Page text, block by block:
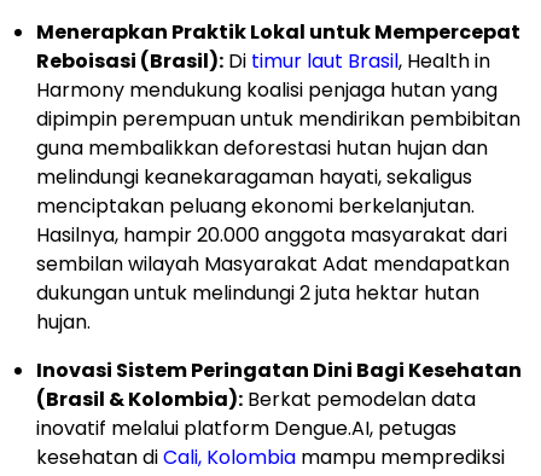
Menerapkan Praktik Lokal untuk Mempercepat
Reboisasi (Brasil): Di timur laut Brasil, Health in
Harmony mendukung koalisi penjaga hutan yang
dipimpin perempuan untuk mendirikan pembibitan
guna membalikkan deforestasi hutan hujan dan
melindungi keanekaragaman hayati, sekaligus
menciptakan peluang ekonomi berkelanjutan.
Hasilnya, hampir 20.000 anggota masyarakat dari
sembilan wilayah Masyarakat Adat mendapatkan
dukungan untuk melindungi 2 juta hektar hutan
hujan.
Inovasi Sistem Peringatan Dini Bagi Kesehatan
(Brasil & Kolombia): Berkat pemodelan data
inovatif melalui platform Dengue.AI, petugas
kesehatan diCali, Kolombia mampu memprediksi